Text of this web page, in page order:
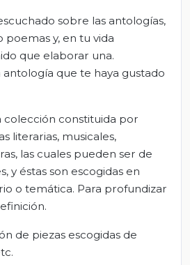
sobre las antologías,
poemas y, en tu vida
que elaborar una.
antología que te haya gustado
colección constituida por
literarias, musicales,
las cuales pueden ser de
y éstas son escogidas en
o temática. Para profundizar
de piezas escogidas de